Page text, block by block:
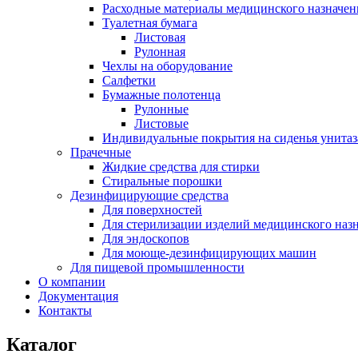
Расходные материалы медицинского
Туалетная бумага
Листовая
Рулонная
Чехлы на оборудование
Салфетки
Бумажные полотенца
Рулонные
Листовые
Индивидуальные покрытия на сиденья
Прачечные
Жидкие средства для стирки
Стиральные порошки
Дезинфицирующие средства
Для поверхностей
Для стерилизации изделий медицинского
Для эндоскопов
Для моюще-дезинфицирующих машин
Для пищевой промышленности
О компании
Документация
Контакты
Каталог